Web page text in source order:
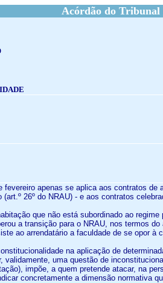
Acórdão do Tribunal
fevereiro apenas se aplica aos contratos
26º do NRAU) - e aos contratos
que não está subordinado ao
a transição para o NRAU, nos termos
ao arrendatário a faculdade de se opor
na aplicação de
uma questão de
impõe, a quem pretende atacar, na
concretamente a dimensão normativa